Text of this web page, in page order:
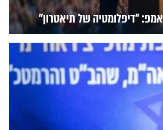
"דיפלומטיה של תיאטרון"